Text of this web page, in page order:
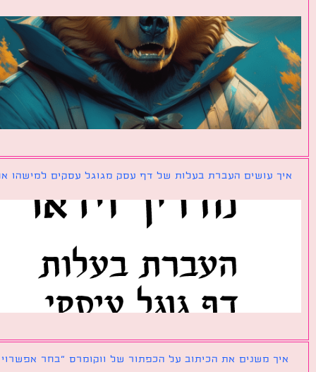
עושים העברת בעלות של דף עסק מגוגל עסקים למישהו אחר?
משנים את הכיתוב על הכפתור של ווקומרס ״בחר אפשרויות״